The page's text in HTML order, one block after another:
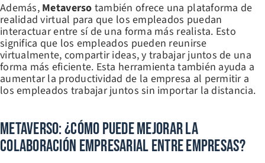
Además, Metaverso también ofrece una plataforma de
realidad virtual para que los empleados puedan
interactuar entre sí de una forma más realista. Esto
significa que los empleados pueden reunirse
virtualmente, compartir ideas, y trabajar juntos de una
forma más eficiente. Esta herramienta también ayuda a
aumentar la productividad de la empresa al permitir a
los empleados trabajar juntos sin importar la distancia.
Metaverso: ¿Cómo Puede Mejorar La
Colaboración Empresarial Entre Empresas?